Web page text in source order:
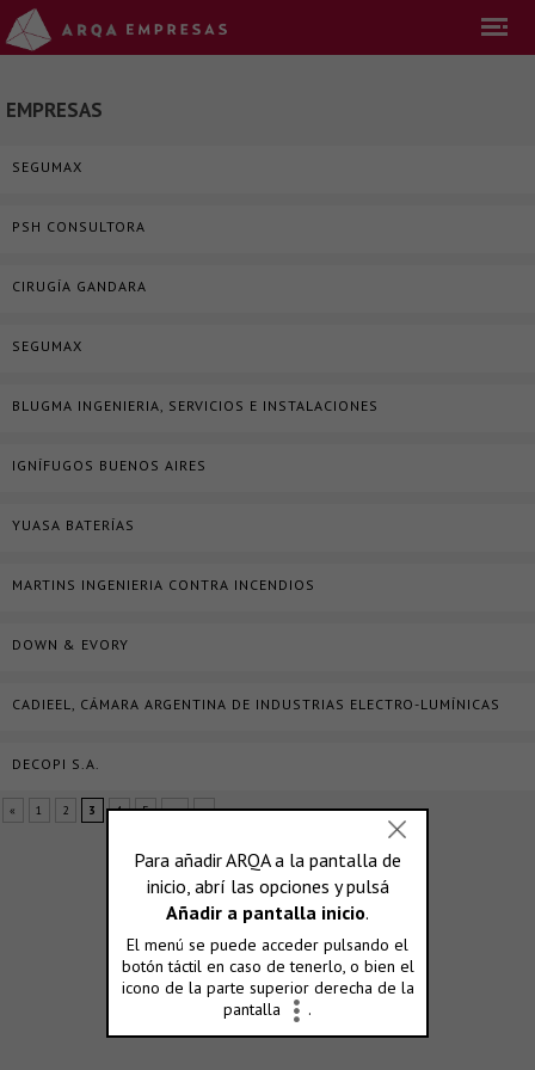
EMPRESAS
SEGUMAX
PSH CONSULTORA
CIRUGÍA GANDARA
SEGUMAX
BLUGMA INGENIERIA, SERVICIOS E INSTALACIONES
IGNÍFUGOS BUENOS AIRES
YUASA BATERÍAS
MARTINS INGENIERIA CONTRA INCENDIOS
DOWN & EVORY
CADIEEL, CÁMARA ARGENTINA DE INDUSTRIAS ELECTRO-LUMÍNICAS
DECOPI S.A.
« 1 2 3 4 5 ... »